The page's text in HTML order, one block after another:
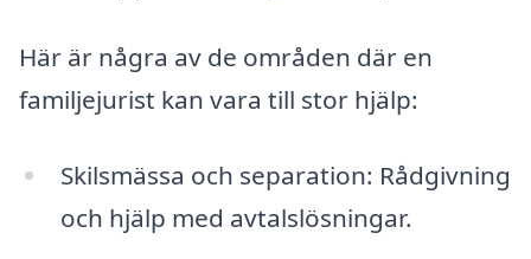
Här är några av de områden där en
familjejurist kan vara till stor hjälp:
Skilsmässa och separation: Rådgivning
och hjälp med avtalslösningar.